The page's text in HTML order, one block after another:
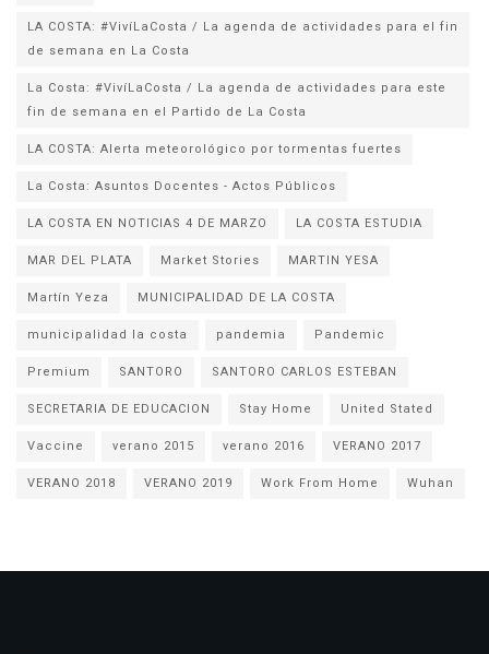
LA COSTA: #VivíLaCosta / La agenda de actividades para el fin
de semana en La Costa
La Costa: #VivíLaCosta / La agenda de actividades para este
fin de semana en el Partido de La Costa
LA COSTA: Alerta meteorológico por tormentas fuertes
La Costa: Asuntos Docentes - Actos Públicos
LA COSTA EN NOTICIAS 4 DE MARZO
LA COSTA ESTUDIA
MAR DEL PLATA
Market Stories
MARTIN YESA
Martín Yeza
MUNICIPALIDAD DE LA COSTA
municipalidad la costa
pandemia
Pandemic
Premium
SANTORO
SANTORO CARLOS ESTEBAN
SECRETARIA DE EDUCACION
Stay Home
United Stated
Vaccine
verano 2015 verano 2016
VERANO 2017
VERANO 2018
VERANO 2019 Work From Home Wuhan